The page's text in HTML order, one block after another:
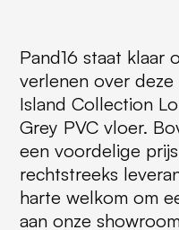
Pand16 staat klaar
verlenen over deze
Island Collection
Grey PVC vloer.
een voordelige
rechtstreeks
harte welkom om
aan onze